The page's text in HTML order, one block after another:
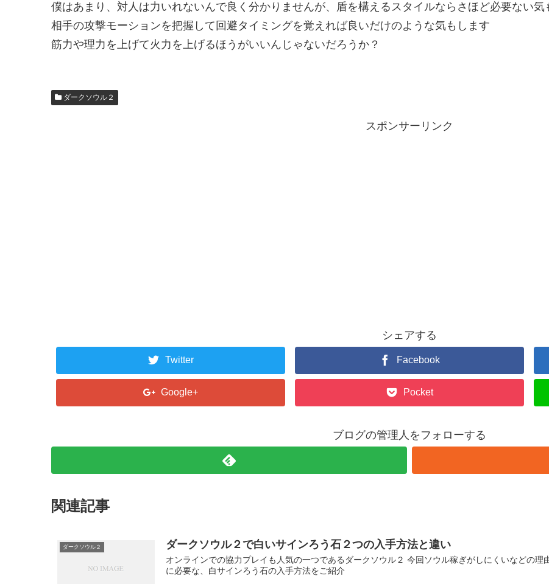
僕はあまり、対人は力いれないんで良く分かりませんが、盾を構えるスタイルならさほど必要ない気
相手の攻撃モーションを把握して回避タイミングを覚えれば良いだけのような気もします
筋力や理力を上げて火力を上げるほうがいいんじゃないだろうか？
ダークソウル２
スポンサーリンク
シェアする
Twitter Facebook
Google+ Pocket
ブログの管理人をフォローする
関連記事
ダークソウル２ ダークソウル２で白いサインろう石２つの入手方法と違い
オンラインでの協力プレイも人気の一つであるダークソウル２ 今回ソウル稼ぎがしにくいなどの
に必要な、白サインろう石の入手方法をご紹介